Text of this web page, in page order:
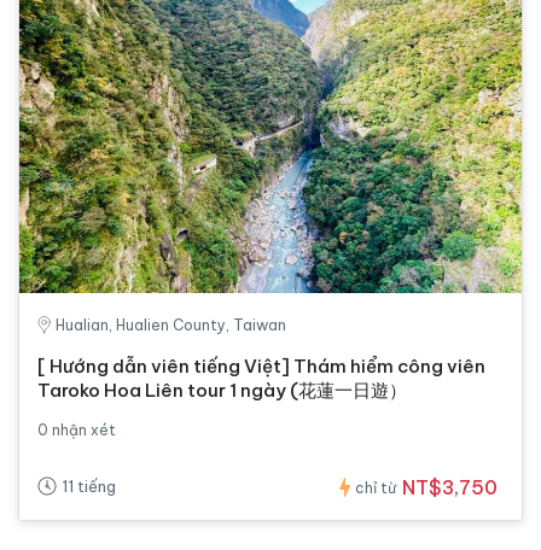
Hualian, Hualien County, Taiwan
[ Hướng dẫn viên tiếng Việt] Thám hiểm công viên
Taroko Hoa Liên tour 1 ngày (花蓮一日遊）
0 nhận xét
11 tiếng chỉ từ NT$3,750